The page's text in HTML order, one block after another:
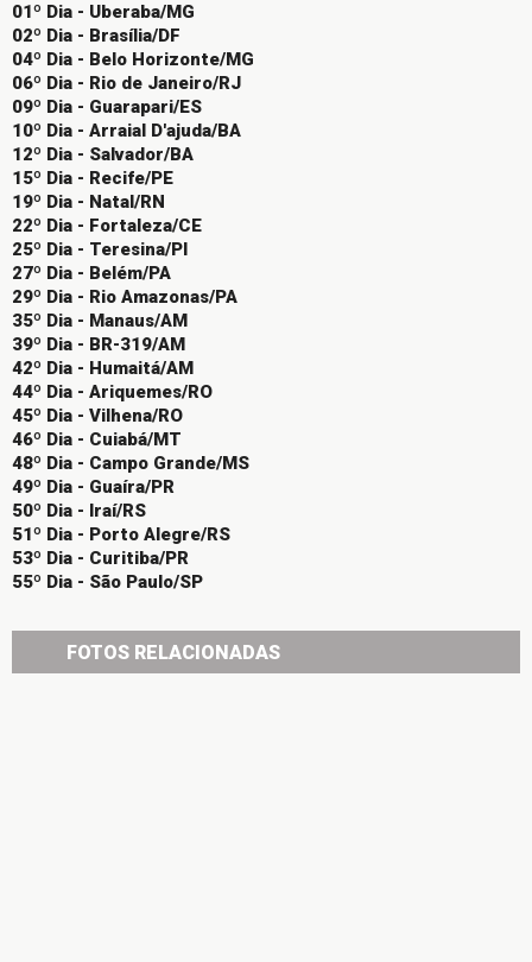
01º Dia - Uberaba/MG
02º Dia - Brasília/DF
04º Dia - Belo Horizonte/MG
06º Dia - Rio de Janeiro/RJ
09º Dia - Guarapari/ES
10º Dia - Arraial D'ajuda/BA
12º Dia - Salvador/BA
15º Dia - Recife/PE
19º Dia - Natal/RN
22º Dia - Fortaleza/CE
25º Dia - Teresina/PI
27º Dia - Belém/PA
29º Dia - Rio Amazonas/PA
35º Dia - Manaus/AM
39º Dia - BR-319/AM
42º Dia - Humaitá/AM
44º Dia - Ariquemes/RO
45º Dia - Vilhena/RO
46º Dia - Cuiabá/MT
48º Dia - Campo Grande/MS
49º Dia - Guaíra/PR
50º Dia - Iraí/RS
51º Dia - Porto Alegre/RS
53º Dia - Curitiba/PR
55º Dia - São Paulo/SP
FOTOS RELACIONADAS